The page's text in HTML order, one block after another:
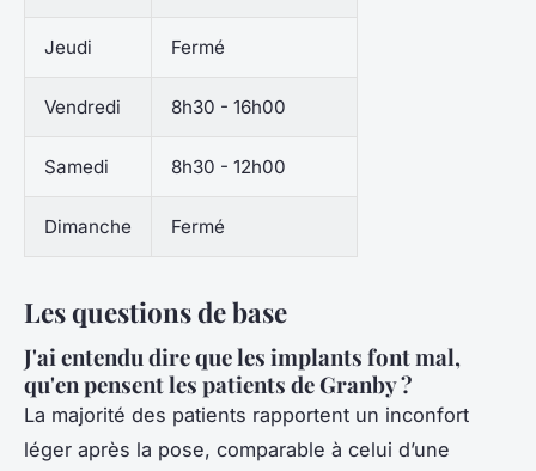
Jeudi Fermé
Vendredi 8h30 - 16h00
Samedi 8h30 - 12h00
Dimanche Fermé
Les questions de base
J'ai entendu dire que les implants font mal,
qu'en pensent les patients de Granby ?
La majorité des patients rapportent un inconfort
léger après la pose, comparable à celui d’une